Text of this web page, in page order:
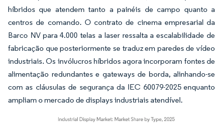
híbridos que atendem tanto a painéis de campo quanto a
centros de comando. O contrato de cinema empresarial da
Barco NV para 4.000 telas a laser ressalta a escalabilidade de
fabricação que posteriormente se traduz em paredes de vídeo
industriais. Os invólucros híbridos agora incorporam fontes de
alimentação redundantes e gateways de borda, alinhando-se
com as cláusulas de segurança da IEC 60079-2025 enquanto
ampliam o mercado de displays industriais atendível.